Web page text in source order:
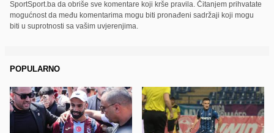
SportSport.ba da obriše sve komentare koji krše pravila. Čitanjem prihvatate
mogućnost da među komentarima mogu biti pronađeni sadržaji koji mogu
biti u suprotnosti sa vašim uvjerenjima.
POPULARNO